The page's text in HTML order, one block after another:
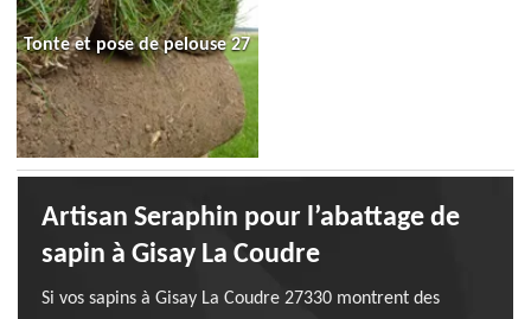
Tonte et pose de pelouse 27
Artisan Seraphin pour l’abattage de
sapin à Gisay La Coudre
Si vos sapins à Gisay La Coudre 27330 montrent des